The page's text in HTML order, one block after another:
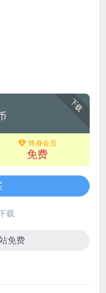
下载
终身会员
免费
载
免费